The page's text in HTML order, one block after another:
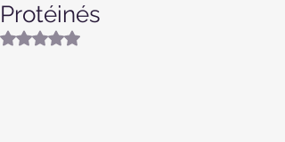
Protéinés
Noté NaN étoiles sur 5.